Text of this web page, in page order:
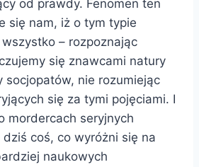
od prawdy. Fenomen ten
się nam, iż o tym typie
– rozpoznając
się znawcami natury
socjopatów, nie rozumiejąc
się za tymi pojęciami. I
mordercach seryjnych
dziś coś, co wyróżni się na
naukowych